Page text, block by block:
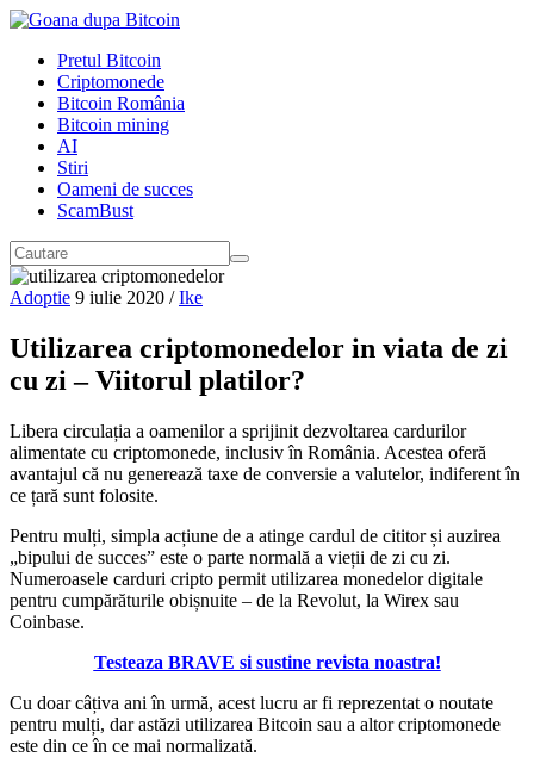
Pretul Bitcoin
Criptomonede
Bitcoin România
Bitcoin mining
AI
Stiri
Oameni de succes
ScamBust
Adoptie 9 iulie 2020 / Ike
Utilizarea criptomonedelor in viata de zi
cu zi – Viitorul platilor?
Libera circulația a oamenilor a sprijinit dezvoltarea cardurilor
alimentate cu criptomonede, inclusiv în România. Acestea oferă
avantajul că nu generează taxe de conversie a valutelor, indiferent în
ce țară sunt folosite.
Pentru mulți, simpla acțiune de a atinge cardul de cititor și auzirea
„bipului de succes” este o parte normală a vieții de zi cu zi.
Numeroasele carduri cripto permit utilizarea monedelor digitale
pentru cumpărăturile obișnuite – de la Revolut, la Wirex sau
Coinbase.
Testeaza BRAVE si sustine revista noastra!
Cu doar câțiva ani în urmă, acest lucru ar fi reprezentat o noutate
pentru mulți, dar astăzi utilizarea Bitcoin sau a altor criptomonede
este din ce în ce mai normalizată.